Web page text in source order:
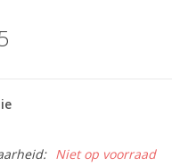
Niet op voorraad